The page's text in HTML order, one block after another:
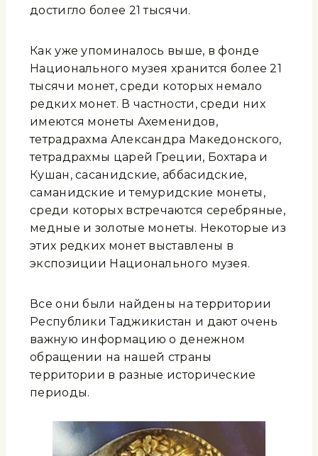
достигло более 21 тысячи.
Как уже упоминалось выше, в фонде
Национального музея хранится более 21
тысячи монет, среди которых немало
редких монет. В частности, среди них
имеются монеты Ахеменидов,
тетрадрахма Александра Македонского,
тетрадрахмы царей Греции, Бохтара и
Кушан, сасанидские, аббасидские,
саманидские и темуридские монеты,
среди которых встречаются серебряные,
медные и золотые монеты. Некоторые из
этих редких монет выставлены в
экспозиции Национального музея.
Все они были найдены на территории
Республики Таджикистан и дают очень
важную информацию о денежном
обращении на нашей страны
территории в разные исторические
периоды.